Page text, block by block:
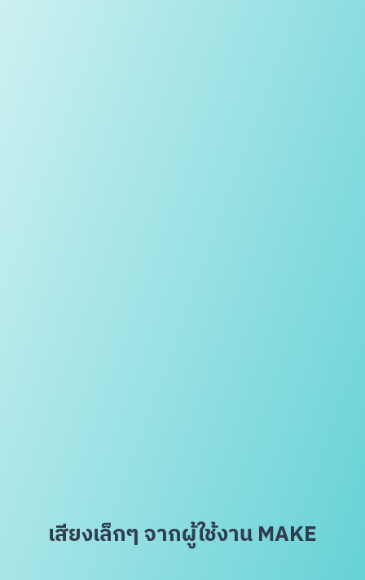
เสียงเล็กๆ จากผู้ใช้งาน MAKE